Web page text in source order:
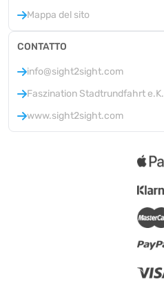
Mappa del sito
CONTATTO
info@sight2sight.com
Faszination Stadtrundfahrt e.K.
www.sight2sight.com